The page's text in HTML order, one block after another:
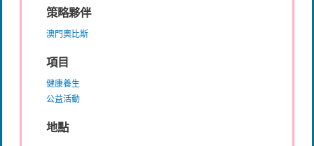
策略夥伴
澳門奧比斯
項目
健康養生
公益活動
地點